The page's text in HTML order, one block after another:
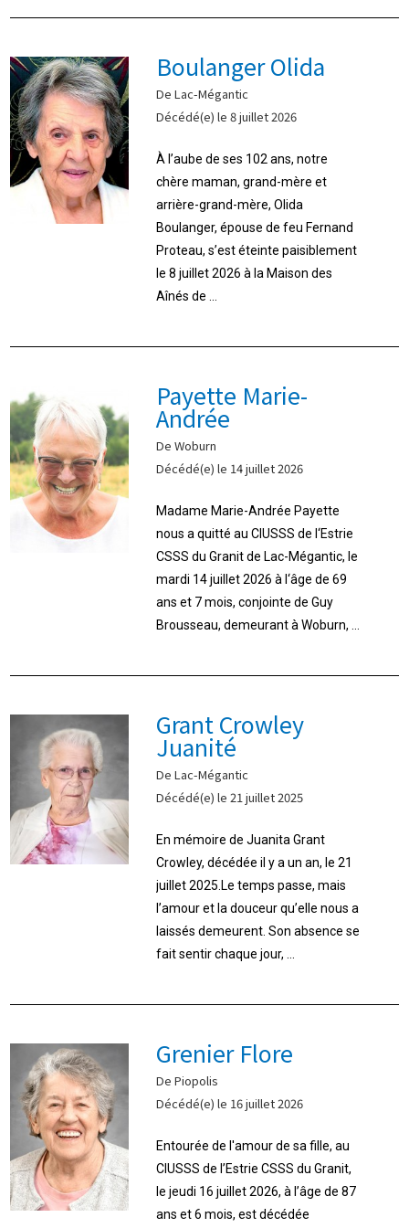
Boulanger Olida
De Lac-Mégantic
Décédé(e) le 8 juillet 2026
À l’aube de ses 102 ans, notre
chère maman, grand-mère et
arrière-grand-mère, Olida
Boulanger, épouse de feu Fernand
Proteau, s’est éteinte paisiblement
le 8 juillet 2026 à la Maison des
Aînés de ...
Payette Marie-
Andrée
De Woburn
Décédé(e) le 14 juillet 2026
Madame Marie-Andrée Payette
nous a quitté au CIUSSS de l‘Estrie
CSSS du Granit de Lac-Mégantic, le
mardi 14 juillet 2026 à l‘âge de 69
ans et 7 mois, conjointe de Guy
Brousseau, demeurant à Woburn, ...
Grant Crowley
Juanité
De Lac-Mégantic
Décédé(e) le 21 juillet 2025
En mémoire de Juanita Grant
Crowley, décédée il y a un an, le 21
juillet 2025.Le temps passe, mais
l’amour et la douceur qu’elle nous a
laissés demeurent. Son absence se
fait sentir chaque jour, ...
Grenier Flore
De Piopolis
Décédé(e) le 16 juillet 2026
Entourée de l'amour de sa fille, au
CIUSSS de l’Estrie CSSS du Granit,
le jeudi 16 juillet 2026, à l’âge de 87
ans et 6 mois, est décédée